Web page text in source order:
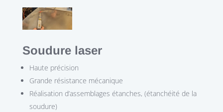
Soudure laser
Haute précision
Grande résistance mécanique
Réalisation d’assemblages étanches, (étanchéité de la
soudure)